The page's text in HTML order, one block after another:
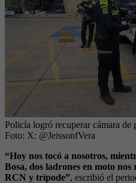
Policía logró recuperar cámara de
Foto: X: @JeissonfVera
“Hoy nos tocó a nosotros,
Bosa, dos ladrones en moto
RCN y trípode”, escribió el